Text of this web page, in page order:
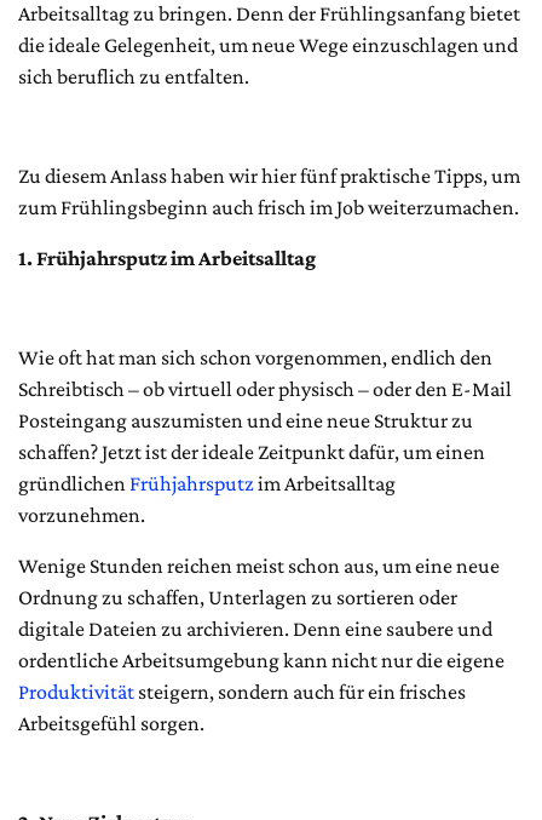
Arbeitsalltag zu bringen. Denn der Frühlingsanfang bietet
die ideale Gelegenheit, um neue Wege einzuschlagen und
sich beruflich zu entfalten.
Zu diesem Anlass haben wir hier fünf praktische Tipps, um
zum Frühlingsbeginn auch frisch im Job weiterzumachen.
1. Frühjahrsputz im Arbeitsalltag
Wie oft hat man sich schon vorgenommen, endlich den
Schreibtisch – ob virtuell oder physisch – oder den E-Mail
Posteingang auszumisten und eine neue Struktur zu
schaffen? Jetzt ist der ideale Zeitpunkt dafür, um einen
gründlichen Frühjahrsputz im Arbeitsalltag
vorzunehmen.
Wenige Stunden reichen meist schon aus, um eine neue
Ordnung zu schaffen, Unterlagen zu sortieren oder
digitale Dateien zu archivieren. Denn eine saubere und
ordentliche Arbeitsumgebung kann nicht nur die eigene
Produktivität steigern, sondern auch für ein frisches
Arbeitsgefühl sorgen.